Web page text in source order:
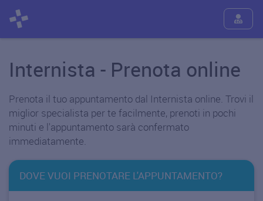
Internista - Prenota online
Prenota il tuo appuntamento dal Internista online. Trovi il
miglior specialista per te facilmente, prenoti in pochi
minuti e l'appuntamento sarà confermato
immediatamente.
DOVE VUOI PRENOTARE L'APPUNTAMENTO?